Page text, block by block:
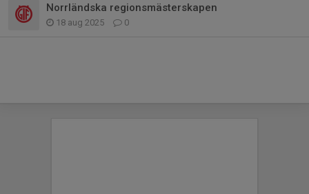
Norrländska regionsmästerskapen
18 aug 2025 0